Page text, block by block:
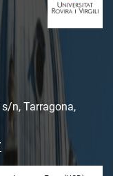
n, Tarragona,